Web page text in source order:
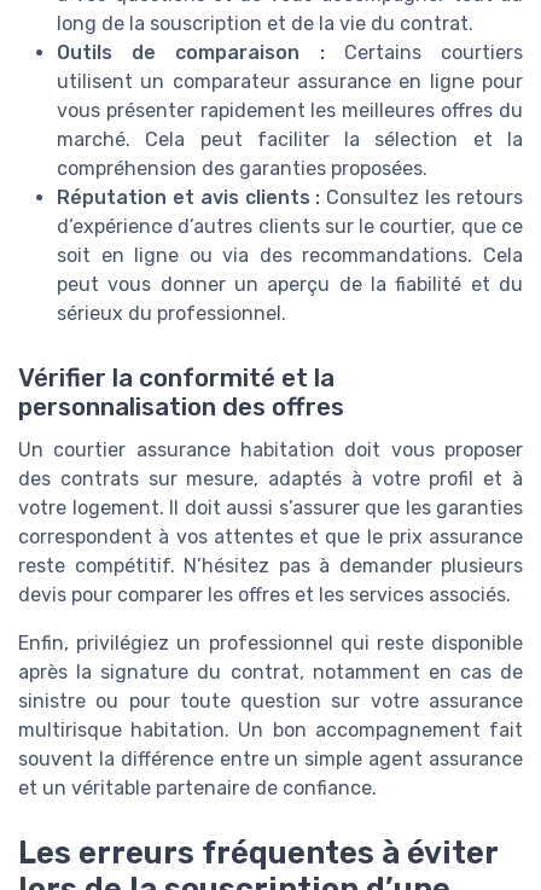
long de la souscription et de la vie du contrat.
Outils de comparaison :Certains courtiers
utilisent un comparateur assurance en ligne pour
vous présenter rapidement les meilleures offres du
marché. Cela peut faciliter la sélection et la
compréhension des garanties proposées.
Réputation et avis clients : Consultez les retours
d’expérience d’autres clients sur le courtier, que ce
soit en ligne ou via des recommandations. Cela
peut vous donner un aperçu de la fiabilité et du
sérieux du professionnel.
Vérifier la conformité et la
personnalisation des offres
Un courtier assurance habitation doit vous proposer
des contrats sur mesure, adaptés à votre profil et à
votre logement. Il doit aussi s’assurer que les garanties
correspondent à vos attentes et que le prix assurance
reste compétitif. N’hésitez pas à demander plusieurs
devis pour comparer les offres et les services associés.
Enfin, privilégiez un professionnel qui reste disponible
après la signature du contrat, notamment en cas de
sinistre ou pour toute question sur votre assurance
multirisque habitation. Un bon accompagnement fait
souvent la différence entre un simple agent assurance
et un véritable partenaire de confiance.
Les erreurs fréquentes à éviter